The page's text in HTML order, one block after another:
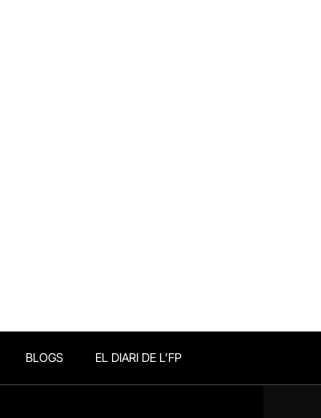
BLOGS EL DIARI DE L’FP